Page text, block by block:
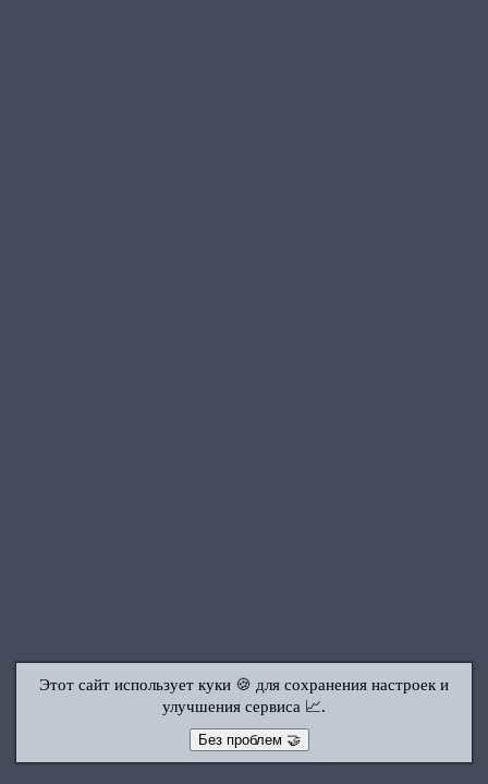
Этот сайт использует куки 🍪 для сохранения настроек и
улучшения сервиса 📈.
Без проблем 🤝